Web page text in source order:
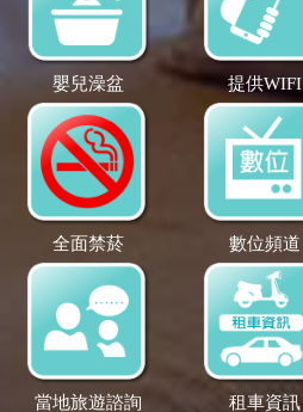
嬰兒澡盆 提供WIFI
全面禁菸 數位頻道
當地旅遊諮詢 租車資訊